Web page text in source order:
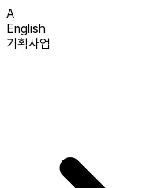
A
English
기획사업